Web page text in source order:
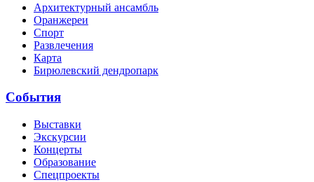
Архитектурный ансамбль
Оранжереи
Спорт
Развлечения
Карта
Бирюлевский дендропарк
События
Выставки
Экскурсии
Концерты
Образование
Спецпроекты